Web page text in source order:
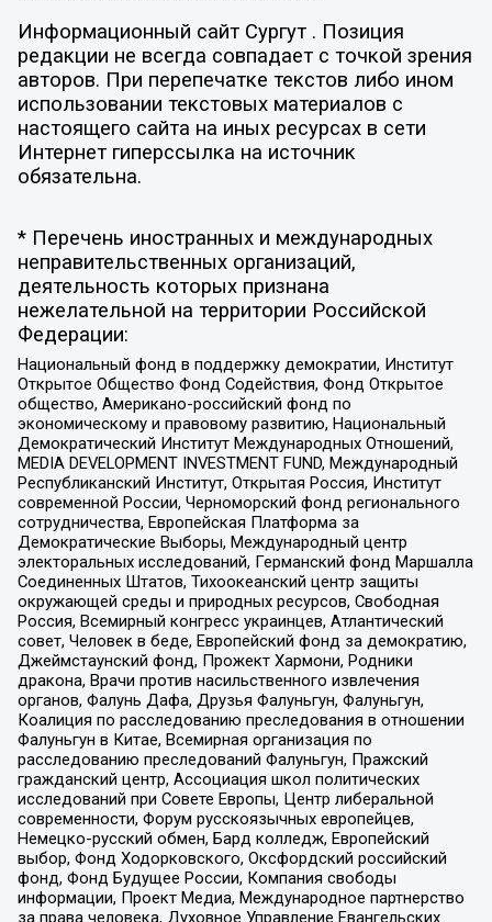
Информационный сайт Сургут . Позиция
редакции не всегда совпадает с точкой зрения
авторов. При перепечатке текстов либо ином
использовании текстовых материалов с
настоящего сайта на иных ресурсах в сети
Интернет гиперссылка на источник
обязательна.
* Перечень иностранных и международных
неправительственных организаций,
деятельность которых признана
нежелательной на территории Российской
Федерации:
Национальный фонд в поддержку демократии, Институт
Открытое Общество Фонд Содействия, Фонд Открытое
общество, Американо-российский фонд по
экономическому и правовому развитию, Национальный
Демократический Институт Международных Отношений,
MEDIA DEVELOPMENT INVESTMENT FUND, Международный
Республиканский Институт, Открытая Россия, Институт
современной России, Черноморский фонд регионального
сотрудничества, Европейская Платформа за
Демократические Выборы, Международный центр
электоральных исследований, Германский фонд Маршалла
Соединенных Штатов, Тихоокеанский центр защиты
окружающей среды и природных ресурсов, Свободная
Россия, Всемирный конгресс украинцев, Атлантический
совет, Человек в беде, Европейский фонд за демократию,
Джеймстаунский фонд, Прожект Хармони, Родники
дракона, Врачи против насильственного извлечения
органов, Фалунь Дафа, Друзья Фалуньгун, Фалуньгун,
Коалиция по расследованию преследования в отношении
Фалуньгун в Китае, Всемирная организация по
расследованию преследований Фалуньгун, Пражский
гражданский центр, Ассоциация школ политических
исследований при Совете Европы, Центр либеральной
современности, Форум русскоязычных европейцев,
Немецко-русский обмен, Бард колледж, Европейский
выбор, Фонд Ходорковского, Оксфордский российский
фонд, Фонд Будущее России, Компания свободы
информации, Проект Медиа, Международное партнерство
за права человека, Духовное Управление Евангельских